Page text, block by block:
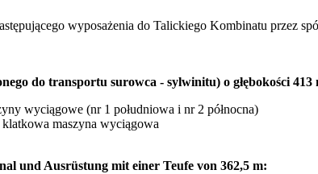
wyposażenia do Talickiego Kombinatu przez
do transportu surowca - sylwinitu) o głębokości
wyciągowe (nr 1 południowa i nr 2 północna)
maszyna wyciągowa
und Ausrüstung mit einer Teufe von 362,5 m: